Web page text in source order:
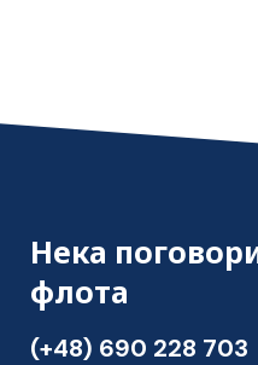
Нека
флота
(+48) 690 228 703